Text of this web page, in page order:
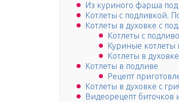
Из куриного фарша
Котлеты с подливкой.
Котлеты в духовке с
Котлеты с
Куриные котлеты
Котлеты в
Котлеты в подливе
Рецепт
Котлеты в духовке с
Видеорецепт биточков